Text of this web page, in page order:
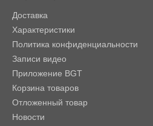
Доставка
Характеристики
Политика конфиденциальности
Записи видео
Приложение BGT
Корзина товаров
Отложенный товар
Новости